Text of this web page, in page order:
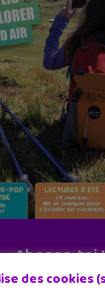
Abonne-toi !
11 numéros par
des cookies